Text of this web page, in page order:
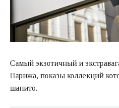
Самый экзотичный и
Парижа, показы коллекций
шапито.